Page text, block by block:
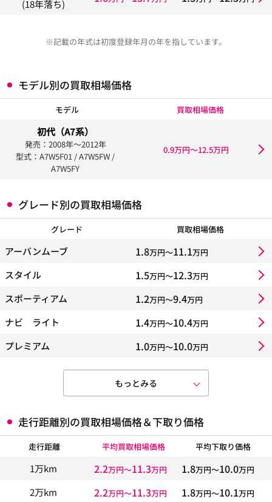
(18年落ち)
※記載の年式は初度登録年月の年を指しています。
モデル別の買取相場価格
モデル 買取相場価格
初代（A7系）
発売：2008年〜2012年
型式：A7W5F01 / A7W5FW /
A7W5FY
0.9万円〜12.5万円
グレード別の買取相場価格
グレード 買取相場価格
アーバンムーブ 1.8万円〜11.1万円
スタイル 1.5万円〜12.3万円
スポーティアム 1.2万円〜9.4万円
ナビ ライト 1.4万円〜10.4万円
プレミアム 1.0万円〜10.0万円
もっとみる
走行距離別の買取相場価格＆下取り価格
走行距離 平均買取相場価格 平均下取り価格
1万km 2.2万円〜11.3万円 1.8万円〜10.0万円
2万km 2.2万円〜11.3万円 1.8万円〜10.1万円